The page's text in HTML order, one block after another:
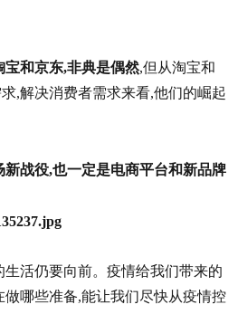
宝和京东,非典是偶然,但从淘宝和
,解决消费者需求来看,他们的崛起
新战役,也一定是电商平台和新品牌
活仍要向前。疫情给我们带来的
哪些准备,能让我们尽快从疫情控